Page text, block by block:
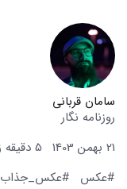
سامان قربانی
روزنامه نگار
21 بهمن 1403
5 دقیقه زمان مطالعه
#عکس
#عکس_جذاب